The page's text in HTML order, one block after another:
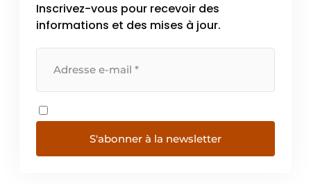
Inscrivez-vous pour recevoir des
informations et des mises à jour.
S'abonner à la newsletter